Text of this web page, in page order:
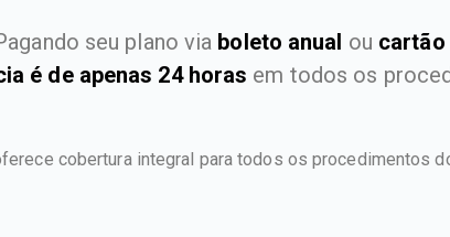
seu plano via boleto anual ou
é de apenas 24 horas em todos os
cobertura integral para todos os procedimentos